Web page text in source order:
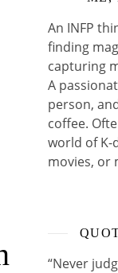
An INFP
finding
capturing
A
person,
coffee.
world of K-
movies, or
“Never